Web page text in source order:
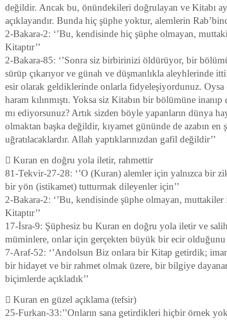
değildir. Ancak bu, önündekileri doğrulayan ve Kitabı
açıklayandır. Bunda hiç şüphe yoktur, alemlerin
2-Bakara-2: ‘’Bu, kendisinde hiç şüphe olmayan,
Kitaptır’’
2-Bakara-85: ‘’Sonra siz birbirinizi öldürüyor, bir
sürüp çıkarıyor ve günah ve düşmanlıkla aleyhlerinde
esir olarak geldiklerinde onlarla fidyeleşiyordunuz. Oysa
haram kılınmıştı. Yoksa siz Kitabın bir bölümüne
mı ediyorsunuz? Artık sizden böyle yapanların dünya
olmaktan başka değildir, kıyamet gününde de azabın en
uğratılacaklardır. Allah yaptıklarınızdan gafil değildir’’
 Kuran en doğru yola iletir, rahmettir
81-Tekvir-27-28: ‘’O (Kuran) alemler için yalnızca bir
bir yön (istikamet) tutturmak dileyenler için’’
2-Bakara-2: ‘’Bu, kendisinde şüphe olmayan,
Kitaptır’’
17-İsra-9: Şüphesiz bu Kuran en doğru yola iletir ve
müminlere, onlar için gerçekten büyük bir ecir olduğunu
7-Araf-52: ‘’Andolsun Biz onlara bir Kitap getirdik;
bir hidayet ve bir rahmet olmak üzere, bir bilgiye
biçimlerde açıkladık’’
 Kuran en güzel açıklama (tefsir)
25-Furkan-33:’’Onların sana getirdikleri hiçbir örnek